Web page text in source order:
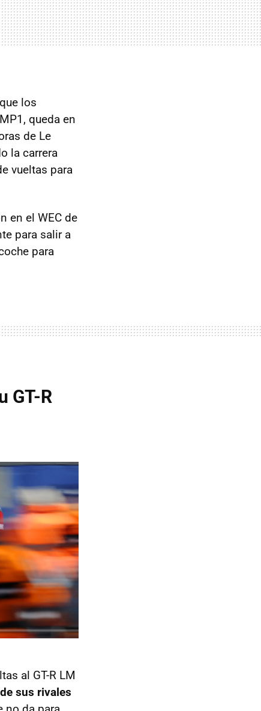
los
queda en
de Le
la carrera
vueltas para
en el WEC de
para salir a
para
GT-R
al GT-R LM
sus rivales